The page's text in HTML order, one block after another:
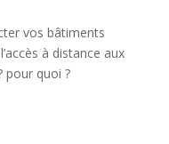
vos bâtiments
à distance aux
pour quoi ?